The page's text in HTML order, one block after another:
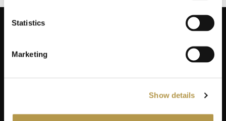
Statistics
Marketing
Show details
Adres e-mail ZAPISZ SIĘ